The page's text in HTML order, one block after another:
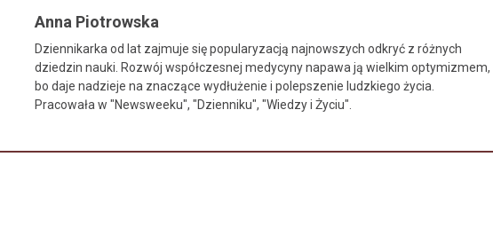
Anna Piotrowska
Dziennikarka od lat zajmuje się popularyzacją najnowszych odkryć z różnych
dziedzin nauki. Rozwój współczesnej medycyny napawa ją wielkim optymizmem,
bo daje nadzieje na znaczące wydłużenie i polepszenie ludzkiego życia.
Pracowała w "Newsweeku", "Dzienniku", "Wiedzy i Życiu".